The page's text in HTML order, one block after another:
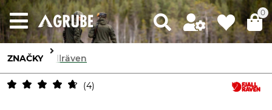
0
ZNAČKY Fjällräven
4